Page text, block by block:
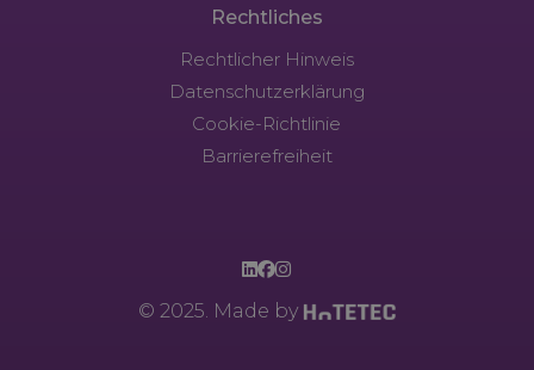
Rechtliches
Rechtlicher Hinweis
Datenschutzerklärung
Cookie-Richtlinie
Barrierefreiheit
© 2025. Made by